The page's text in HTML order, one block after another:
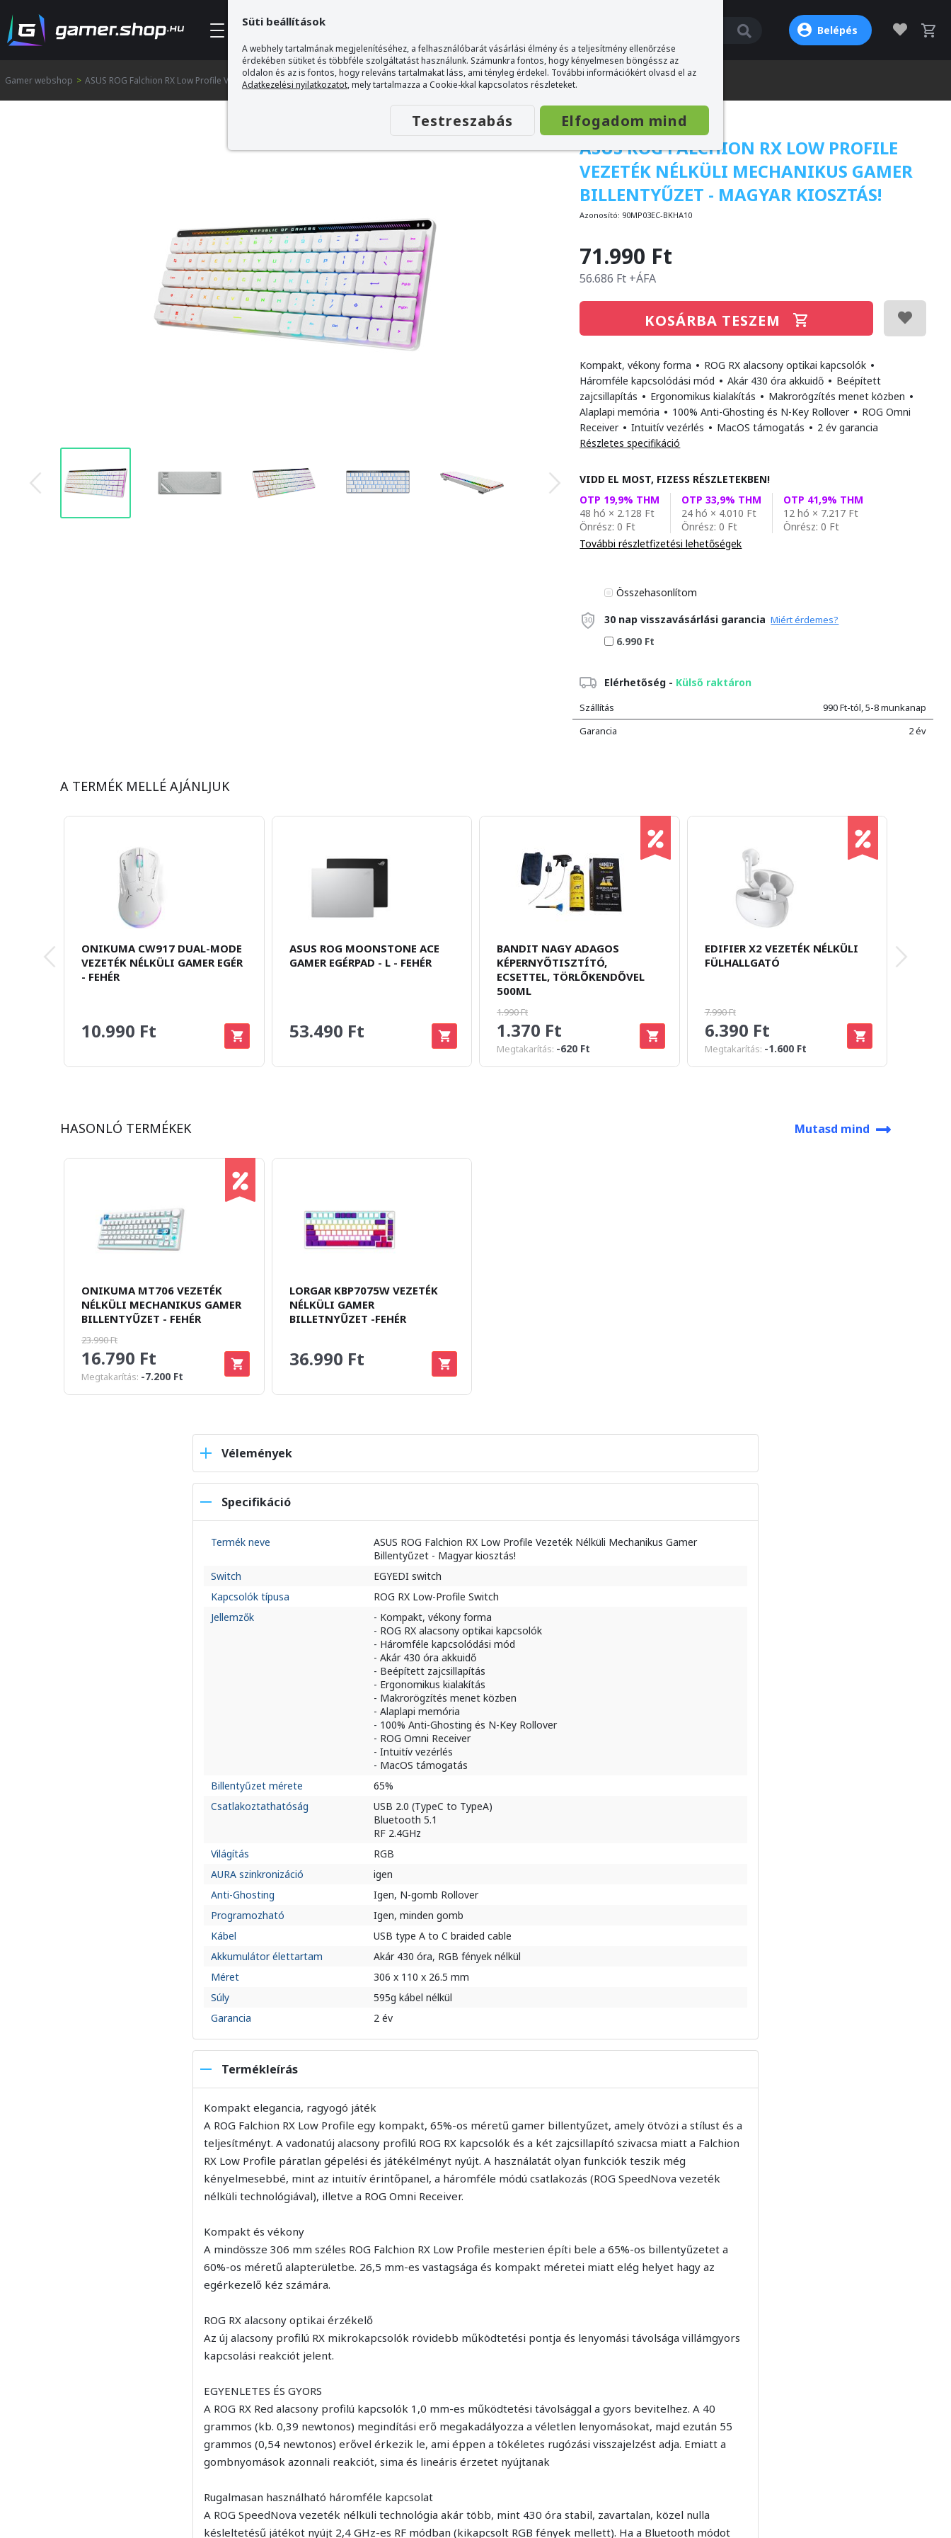
Belépés
Kategóriák
Gamer webshop > ASUS ROG Falchion RX Low Profile Vezeték Nélküli Mechanikus Gamer Billentyűzet - Magyar kiosztás!
ASUS ROG FALCHION RX LOW PROFILE
VEZETÉK NÉLKÜLI MECHANIKUS GAMER
BILLENTYŰZET - MAGYAR KIOSZTÁS!
Azonosító: 90MP03EC-BKHA10
71.990 Ft
56.686 Ft +ÁFA
KOSÁRBA TESZEM
Kompakt, vékony forma • ROG RX alacsony optikai kapcsolók •
Háromféle kapcsolódási mód • Akár 430 óra akkuidő • Beépített
zajcsillapítás • Ergonomikus kialakítás • Makrorögzítés menet közben •
Alaplapi memória • 100% Anti-Ghosting és N-Key Rollover • ROG Omni
Receiver • Intuitív vezérlés • MacOS támogatás • 2 év garancia
Részletes specifikáció
VIDD EL MOST, FIZESS RÉSZLETEKBEN!
OTP 19,9% THM
48 hó × 2.128 Ft
Önrész: 0 Ft
OTP 33,9% THM
24 hó × 4.010 Ft
Önrész: 0 Ft
OTP 41,9% THM
12 hó × 7.217 Ft
Önrész: 0 Ft
További részletfizetési lehetőségek
Összehasonlítom
30 nap visszavásárlási garancia Miért érdemes?
6.990 Ft
Elérhetőség - Külső raktáron
Szállítás
990 Ft-tól, 5-8 munkanap
Garancia
2 év
A TERMÉK MELLÉ AJÁNLJUK
ONIKUMA CW917 DUAL-MODE
VEZETÉK NÉLKÜLI GAMER EGÉR
- FEHÉR
10.990 Ft
ASUS ROG MOONSTONE ACE
GAMER EGÉRPAD - L - FEHÉR
53.490 Ft
BANDIT NAGY ADAGOS
KÉPERNYŐTISZTÍTÓ,
ECSETTEL, TÖRLŐKENDŐVEL
500ML
1.990 Ft
1.370 Ft
Megtakarítás: -620 Ft
EDIFIER X2 VEZETÉK NÉLKÜLI
FÜLHALLGATÓ
7.990 Ft
6.390 Ft
Megtakarítás: -1.600 Ft
HASONLÓ TERMÉKEK Mutasd mind
ONIKUMA MT706 VEZETÉK
NÉLKÜLI MECHANIKUS GAMER
BILLENTYŰZET - FEHÉR
23.990 Ft
16.790 Ft
Megtakarítás: -7.200 Ft
LORGAR KBP7075W VEZETÉK
NÉLKÜLI GAMER
BILLETNYŰZET -FEHÉR
36.990 Ft
Vélemények
Specifikáció
Termék neve
ASUS ROG Falchion RX Low Profile Vezeték Nélküli Mechanikus Gamer
Billentyűzet - Magyar kiosztás!
Switch
EGYEDI switch
Kapcsolók típusa
ROG RX Low-Profile Switch
Jellemzők
- Kompakt, vékony forma
- ROG RX alacsony optikai kapcsolók
- Háromféle kapcsolódási mód
- Akár 430 óra akkuidő
- Beépített zajcsillapítás
- Ergonomikus kialakítás
- Makrorögzítés menet közben
- Alaplapi memória
- 100% Anti-Ghosting és N-Key Rollover
- ROG Omni Receiver
- Intuitív vezérlés
- MacOS támogatás
Billentyűzet mérete
65%
Csatlakoztathatóság
USB 2.0 (TypeC to TypeA)
Bluetooth 5.1
RF 2.4GHz
Világítás
RGB
AURA szinkronizáció
igen
Anti-Ghosting
Igen, N-gomb Rollover
Programozható
Igen, minden gomb
Kábel
USB type A to C braided cable
Akkumulátor élettartam
Akár 430 óra, RGB fények nélkül
Méret
306 x 110 x 26.5 mm
Súly
595g kábel nélkül
Garancia
2 év
Termékleírás
Kompakt elegancia, ragyogó játék
A ROG Falchion RX Low Profile egy kompakt, 65%-os méretű gamer billentyűzet, amely ötvözi a stílust és a
teljesítményt. A vadonatúj alacsony profilú ROG RX kapcsolók és a két zajcsillapító szivacsa miatt a Falchion
RX Low Profile páratlan gépelési és játékélményt nyújt. A használatát olyan funkciók teszik még
kényelmesebbé, mint az intuitív érintőpanel, a háromféle módú csatlakozás (ROG SpeedNova vezeték
nélküli technológiával), illetve a ROG Omni Receiver.
Kompakt és vékony
A mindössze 306 mm széles ROG Falchion RX Low Profile mesterien építi bele a 65%-os billentyűzetet a
60%-os méretű alapterületbe. 26,5 mm-es vastagsága és kompakt méretei miatt elég helyet hagy az
egérkezelő kéz számára.
ROG RX alacsony optikai érzékelő
Az új alacsony profilú RX mikrokapcsolók rövidebb működtetési pontja és lenyomási távolsága villámgyors
kapcsolási reakciót jelent.
EGYENLETES ÉS GYORS
A ROG RX Red alacsony profilú kapcsolók 1,0 mm-es működtetési távolsággal a gyors bevitelhez. A 40
grammos (kb. 0,39 newtonos) megindítási erő megakadályozza a véletlen lenyomásokat, majd ezután 55
grammos (0,54 newtonos) erővel érkezik le, ami éppen a tökéletes rugózási visszajelzést adja. Emiatt a
gombnyomások azonnali reakciót, sima és lineáris érzetet nyújtanak
Rugalmasan használható háromféle kapcsolat
A ROG SpeedNova vezeték nélküli technológia akár több, mint 430 óra stabil, zavartalan, közel nulla
késleltetésű játékot nyújt 2,4 GHz-es RF módban (kikapcsolt RGB fények mellett). Ha a Bluetooth módot
Süti beállítások
A webhely tartalmának megjelenítéséhez, a felhasználóbarát vásárlási élmény és a teljesítmény ellenőrzése
érdekében sütiket és többféle szolgáltatást használunk. Számunkra fontos, hogy kényelmesen böngéssz az
oldalon és az is fontos, hogy releváns tartalmakat láss, ami tényleg érdekel. További információkért olvasd el az
Adatkezelési nyilatkozatot, mely tartalmazza a Cookie-kkal kapcsolatos részleteket.
Testreszabás Elfogadom mind